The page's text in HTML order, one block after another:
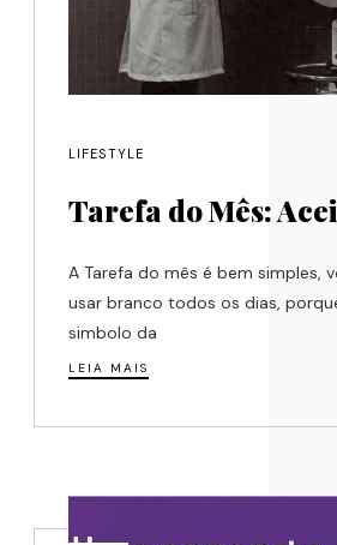
LIFESTYLE
Tarefa do Mês:
A Tarefa do mês é bem simples,
usar branco todos os dias,
simbolo da
LEIA MAIS